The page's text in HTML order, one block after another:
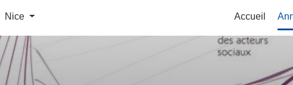
Nice Accueil